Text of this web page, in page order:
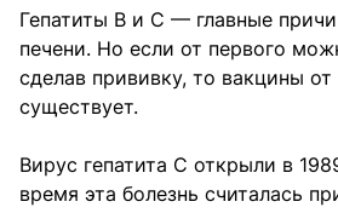
Гепатиты В и С — главные
печени. Но если от первого
сделав прививку, то вакцины от
существует.
Вирус гепатита С открыли в
время эта болезнь считалась